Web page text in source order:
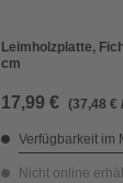
Leimholzplatte,
cm
17,99 € (37,48 €
Verfügbarkeit im
Nicht online